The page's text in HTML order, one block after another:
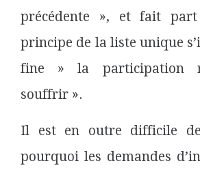
précédente », et fait
principe de la liste unique
fine » la participation
souffrir ».
Il est en outre difficile de
pourquoi les demandes